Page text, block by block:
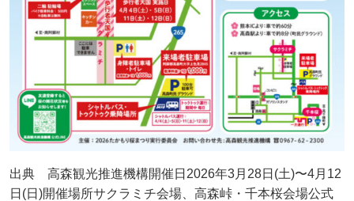
出典 高森観光推進機構開催日2026年3月28日(土)〜4月12
日(日)開催場所サクラミチ会場、高森峠・千本桜会場公式